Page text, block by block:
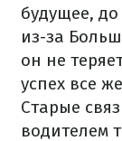
будущее,
из-за
он не
успех все
Старые
водителем